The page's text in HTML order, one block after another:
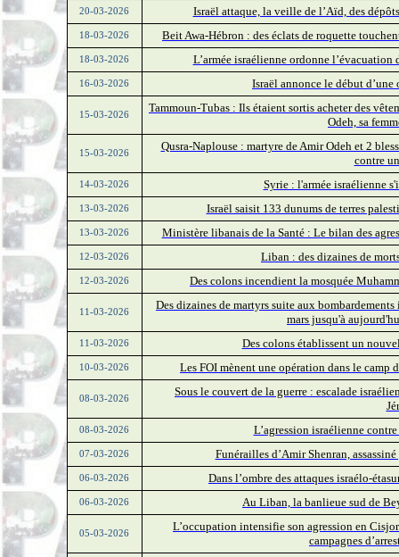
20-03-2026 Israël attaque, la veille de l’Aïd, des
18-03-2026 Beit Awa-Hébron : des éclats de roquette
18-03-2026 L’armée israélienne ordonne
16-03-2026 Israël annonce le début
15-03-2026
Tammoun-Tubas : Ils étaient sortis acheter des
Odeh, sa
15-03-2026
Qusra-Naplouse : martyre de Amir Odeh et 2
contre
14-03-2026 Syrie : l'armée israélienne
13-03-2026 Israël saisit 133 dunums de terres
13-03-2026 Ministère libanais de la Santé : Le bilan des
12-03-2026 Liban : des dizaines de
12-03-2026 Des colons incendient la mosquée
11-03-2026
Des dizaines de martyrs suite aux
mars jusqu'à
11-03-2026 Des colons établissent un
10-03-2026 Les FOI mènent une opération dans le camp
08-03-2026
Sous le couvert de la guerre : escalade
08-03-2026 L’agression israélienne
07-03-2026 Funérailles d’Amir Shenran,
06-03-2026 Dans l’ombre des attaques israélo-
06-03-2026 Au Liban, la banlieue sud de
05-03-2026
L’occupation intensifie son agression en
campagnes